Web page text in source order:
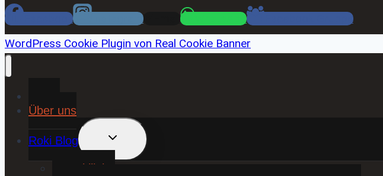
Facebook Instagram WhatsApp
Facebook Gruppe
WordPress Cookie Plugin von Real Cookie Banner
Über uns
Roki Blog
UNTERMENÜ
UMSCHALTEN
❤️ Rokiliebe